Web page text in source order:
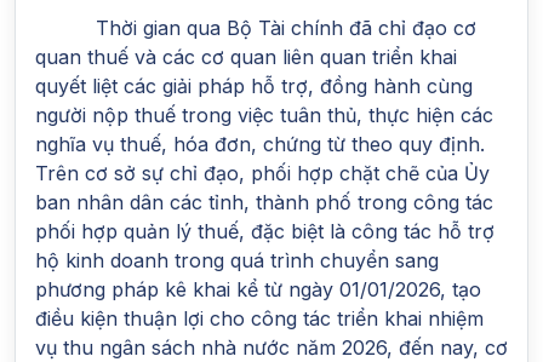
Thời gian qua Bộ Tài chính đã chỉ đạo cơ
quan thuế và các cơ quan liên quan triển khai
quyết liệt các giải pháp hỗ trợ, đồng hành cùng
người nộp thuế trong việc tuân thủ, thực hiện các
nghĩa vụ thuế, hóa đơn, chứng từ theo quy định.
Trên cơ sở sự chỉ đạo, phối hợp chặt chẽ của Ủy
ban nhân dân các tỉnh, thành phố trong công tác
phối hợp quản lý thuế, đặc biệt là công tác hỗ trợ
hộ kinh doanh trong quá trình chuyển sang
phương pháp kê khai kể từ ngày 01/01/2026, tạo
điều kiện thuận lợi cho công tác triển khai nhiệm
vụ thu ngân sách nhà nước năm 2026, đến nay, cơ